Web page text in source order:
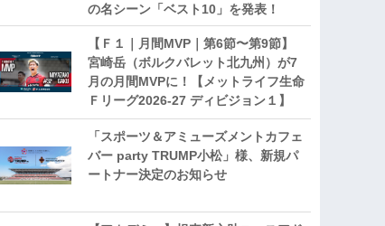
の名シーン「ベスト10」を発表！
【Ｆ１｜月間MVP｜第6節〜第9節】
宮崎岳（ボルクバレット北九州）が7
月の月間MVPに！【メットライフ生命
Ｆリーグ2026-27 ディビジョン１】
「スポーツ＆アミューズメントカフェ
バー party TRUMP小松」様、新規パ
ートナー決定のお知らせ